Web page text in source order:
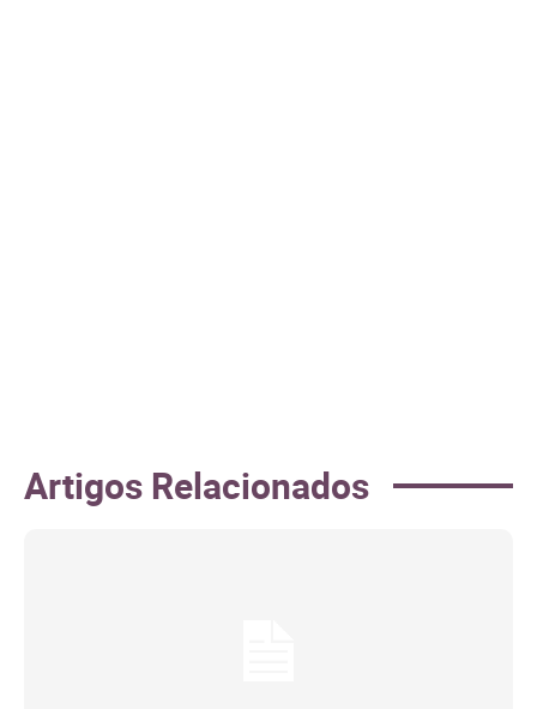
Artigos Relacionados